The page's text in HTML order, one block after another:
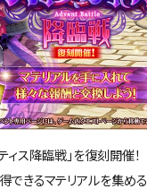
ィス降臨戦」を復刻開催！
できるマテリアルを集める